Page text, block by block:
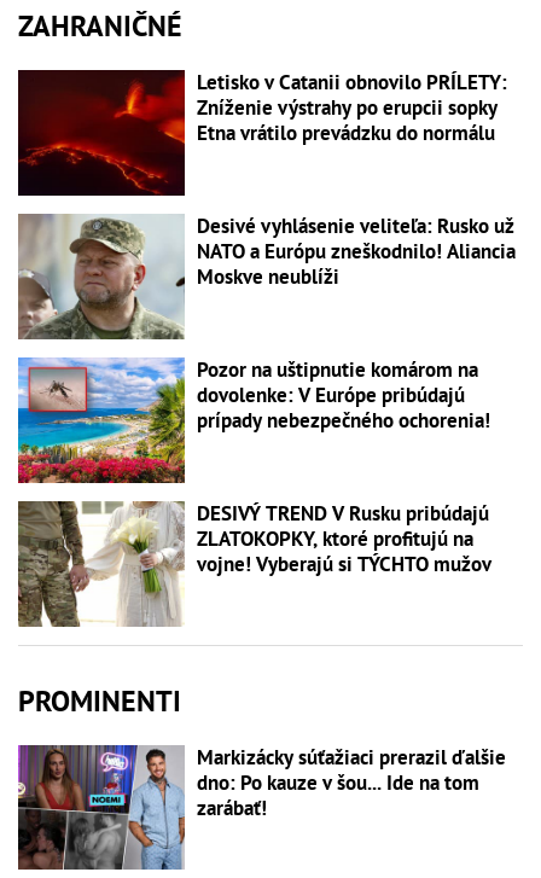
ZAHRANIČNÉ
Letisko v Catanii obnovilo PRÍLETY:
Zníženie výstrahy po erupcii sopky
Etna vrátilo prevádzku do normálu
Desivé vyhlásenie veliteľa: Rusko už
NATO a Európu zneškodnilo! Aliancia
Moskve neublíži
Pozor na uštipnutie komárom na
dovolenke: V Európe pribúdajú
prípady nebezpečného ochorenia!
DESIVÝ TREND V Rusku pribúdajú
ZLATOKOPKY, ktoré profitujú na
vojne! Vyberajú si TÝCHTO mužov
PROMINENTI
Markizácky súťažiaci prerazil ďalšie
dno: Po kauze v šou... Ide na tom
zarábať!